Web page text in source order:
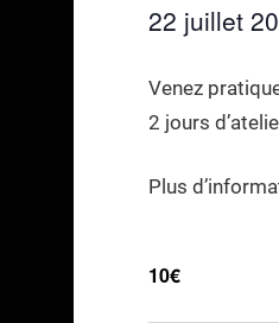
22 juillet
Venez
2 jours
Plus
10€